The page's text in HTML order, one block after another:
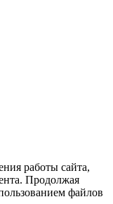
работы сайта,
Продолжая
файлов